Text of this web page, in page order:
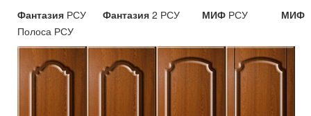
Фантазия РСУ Фантазия 2 РСУ МИФ РСУ
МИФ
Полоса РСУ